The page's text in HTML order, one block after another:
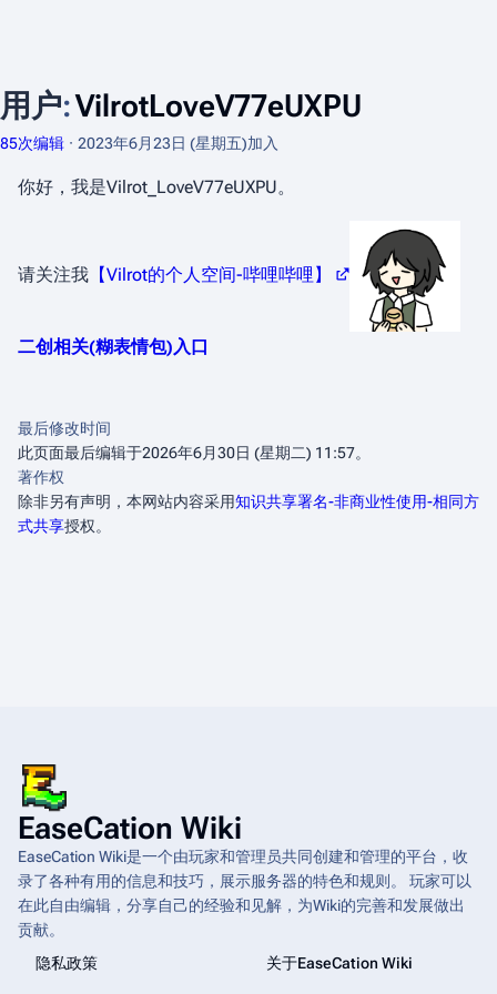
用户:VilrotLoveV77eUXPU
85次编辑 2023年6月23日 (星期五)加入
你好，我是Vilrot_LoveV77eUXPU。
请关注我 【Vilrot的个人空间-哔哩哔哩】
二创相关(糊表情包)入口
最后修改时间
此页面最后编辑于2026年6月30日 (星期二) 11:57。
著作权
除非另有声明，本网站内容采用知识共享署名-非商业性使用-相同方
式共享授权。
EaseCation Wiki
EaseCation Wiki是一个由玩家和管理员共同创建和管理的平台，收
录了各种有用的信息和技巧，展示服务器的特色和规则。 玩家可以
在此自由编辑，分享自己的经验和见解，为Wiki的完善和发展做出
贡献。
隐私政策
关于EaseCation Wiki